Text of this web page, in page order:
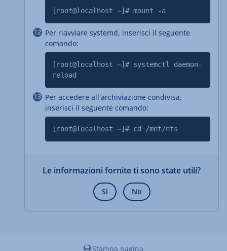
[root@localhost ~]# mount -a
Per riavviare systemd, inserisci il seguente
comando:
[root@localhost ~]# systemctl daemon-
reload
Per accedere all'archiviazione condivisa,
inserisci il seguente comando:
[root@localhost ~]# cd /mnt/nfs
Le informazioni fornite ti sono state utili?
Sì No
Stampa pagina